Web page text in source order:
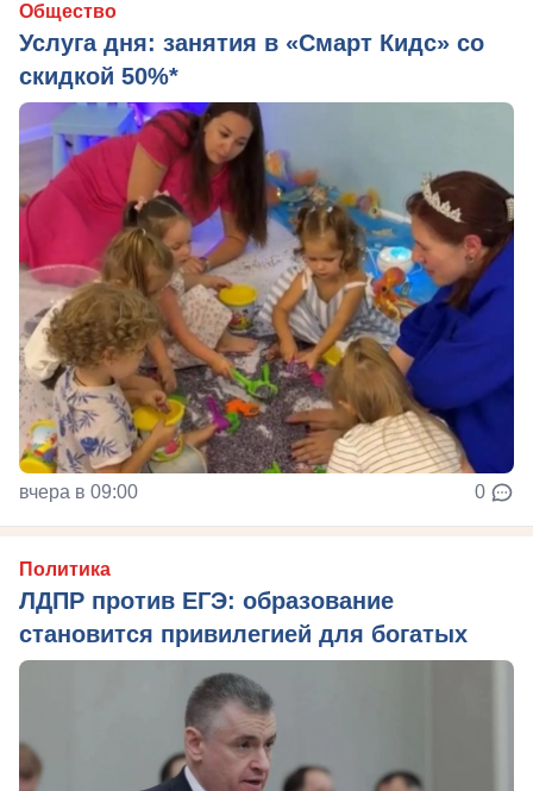
Общество
Услуга дня: занятия в «Смарт Кидс» со
скидкой 50%*
вчера в 09:00 0
Политика
ЛДПР против ЕГЭ: образование
становится привилегией для богатых